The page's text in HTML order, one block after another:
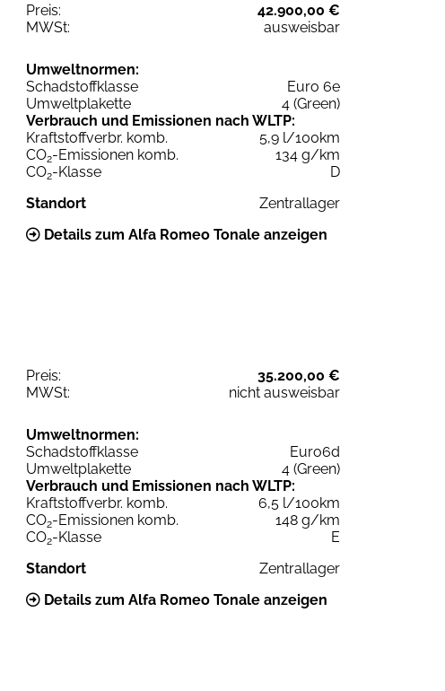
Preis:
42.900,00 €
MWSt:
ausweisbar
Umweltnormen:
Schadstoffklasse
Euro 6e
Umweltplakette
4 (Green)
Verbrauch und Emissionen nach WLTP:
Kraftstoffverbr. komb.
5,9 l/100km
CO2-Emissionen komb.
134 g/km
CO2-Klasse
D
Standort
Zentrallager
Details zum Alfa Romeo Tonale anzeigen
Preis:
35.200,00 €
MWSt:
nicht ausweisbar
Umweltnormen:
Schadstoffklasse
Euro6d
Umweltplakette
4 (Green)
Verbrauch und Emissionen nach WLTP:
Kraftstoffverbr. komb.
6,5 l/100km
CO2-Emissionen komb.
148 g/km
CO2-Klasse
E
Standort
Zentrallager
Details zum Alfa Romeo Tonale anzeigen